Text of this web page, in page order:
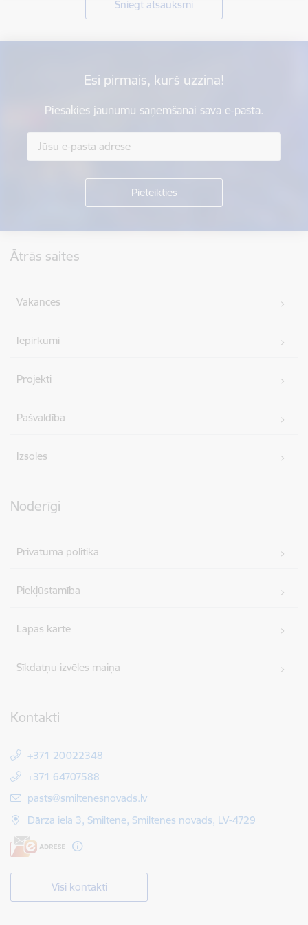
Sniegt atsauksmi
Esi pirmais, kurš uzzina!
Piesakies jaunumu saņemšanai savā e-pastā.
Ātrās saites
Vakances
Iepirkumi
Projekti
Pašvaldība
Izsoles
Noderīgi
Privātuma politika
Piekļūstamība
Lapas karte
Sīkdatņu izvēles maiņa
Kontakti
+371 20022348
+371 64707588
E-pasts:
pasts@smiltenesnovads.lv
Dārza iela 3, Smiltene, Smiltenes novads, LV-4729
Visi kontakti